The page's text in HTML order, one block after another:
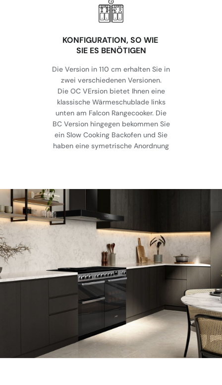
KONFIGURATION, SO WIE
SIE ES BENÖTIGEN
Die Version in 110 cm erhalten Sie in
zwei verschiedenen Versionen.
Die OC VErsion bietet Ihnen eine
klassische Wärmeschublade links
unten am Falcon Rangecooker. Die
BC Version hingegen bekommen Sie
ein Slow Cooking Backofen und Sie
haben eine symetrische Anordnung